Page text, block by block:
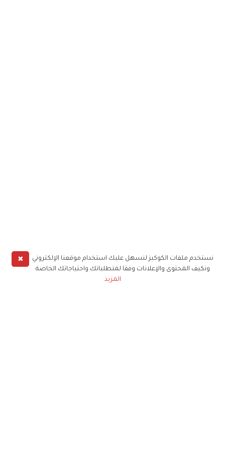
✖
نستخدم ملفات الكوكيز لنسهل عليك استخدام موقعنا الإلكتروني
ونكيف المحتوى والإعلانات وفقا لمتطلباتك واحتياجاتك الخاصة
المزيد